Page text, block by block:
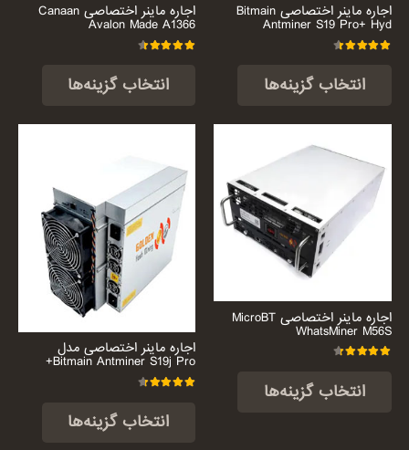
اجاره ماینر اختصاصی Bitmain
Antminer S19 Pro+ Hyd
امتیاز 4.50
انتخاب گزینه‌ها
اجاره ماینر اختصاصی Canaan
Avalon Made A1366
امتیاز 4.50
انتخاب گزینه‌ها
اجاره ماینر اختصاصی MicroBT
WhatsMiner M56S
امتیاز 4.44
انتخاب گزینه‌ها
اجاره ماینر اختصاصی مدل
Bitmain Antminer S19j Pro+
امتیاز 4.44
انتخاب گزینه‌ها